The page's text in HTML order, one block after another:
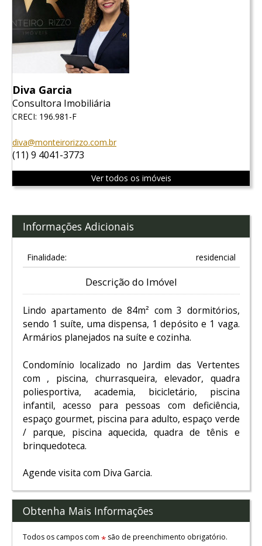
Diva Garcia
Consultora Imobiliária
CRECI: 196.981-F
diva@monteirorizzo.com.br
(11) 9 4041-3773
Ver todos os imóveis
Informações Adicionais
Finalidade: residencial
Descrição do Imóvel
Lindo apartamento de 84m² com 3 dormitórios,
sendo 1 suíte, uma dispensa, 1 depósito e 1 vaga.
Armários planejados na suíte e cozinha.
Condomínio localizado no Jardim das Vertentes
com , piscina, churrasqueira, elevador, quadra
poliesportiva, academia, bicicletário, piscina
infantil, acesso para pessoas com deficiência,
espaço gourmet, piscina para adulto, espaço verde
/ parque, piscina aquecida, quadra de tênis e
brinquedoteca.
Agende visita com Diva Garcia.
Obtenha Mais Informações
Todos os campos com *são de preenchimento obrigatório.